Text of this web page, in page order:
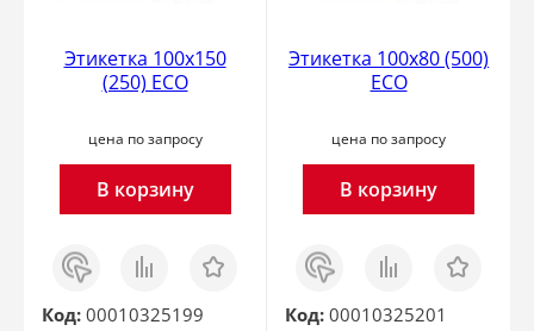
Этикетка 100x150
(250) ECO
цена по запросу
В корзину
Заказ
в 1
клик
Сравнить Отложить
Код: 00010325199
Этикетка 100х80 (500)
ECO
цена по запросу
В корзину
Заказ
в 1
клик
Сравнить Отложить
Код: 00010325201